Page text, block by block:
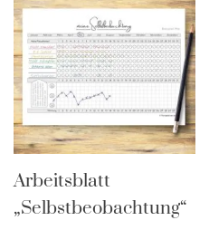
Arbeitsblatt
„Selbstbeobachtung“